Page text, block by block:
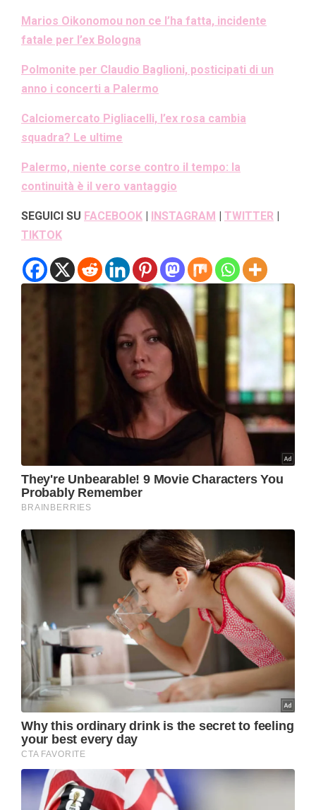
Marios Oikonomou non ce l’ha fatta, incidente
fatale per l’ex Bologna
Polmonite per Claudio Baglioni, posticipati di un
anno i concerti a Palermo
Calciomercato Pigliacelli, l’ex rosa cambia
squadra? Le ultime
Palermo, niente corse contro il tempo: la
continuità è il vero vantaggio
SEGUICI SU FACEBOOK | INSTAGRAM | TWITTER |
TIKTOK